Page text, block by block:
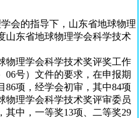
的指导下，山东省地球物理
山东省地球物理学会科学技术
理学会科学技术奖评奖工作
06号）文件的要求，在申报期
86项，经学会初审，其中84项
物理学会科学技术奖评审委员
其中，一等奖13项、二等奖29